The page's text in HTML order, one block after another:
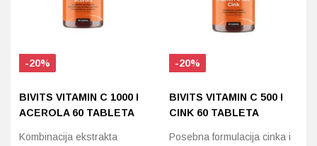
-20%
BIVITS VITAMIN C 1000 I
ACEROLA 60 TABLETA
Kombinacija ekstrakta
-20%
BIVITS VITAMIN C 500 I
CINK 60 TABLETA
Posebna formulacija cinka i